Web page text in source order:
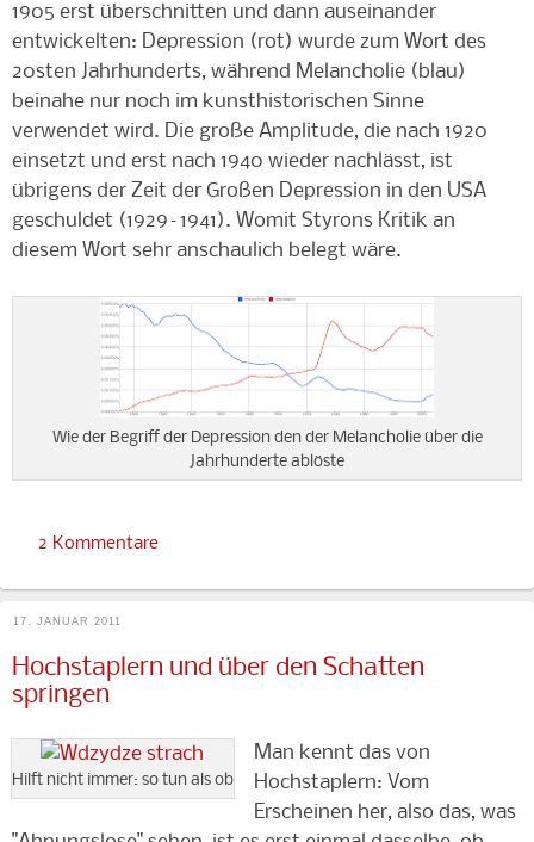
1905 erst überschnitten und dann auseinander
entwickelten: Depression (rot) wurde zum Wort des
20sten Jahrhunderts, während Melancholie (blau)
beinahe nur noch im kunsthistorischen Sinne
verwendet wird. Die große Amplitude, die nach 1920
einsetzt und erst nach 1940 wieder nachlässt, ist
übrigens der Zeit der Großen Depression in den USA
geschuldet (1929–1941). Womit Styrons Kritik an
diesem Wort sehr anschaulich belegt wäre.
Wie der Begriff der Depression den der Melancholie über die
Jahrhunderte ablöste
2 Kommentare
17. JANUAR 2011
Hochstaplern und über den Schatten
springen
Hilft nicht immer: so tun als ob
Man kennt das von
Hochstaplern: Vom
Erscheinen her, also das, was